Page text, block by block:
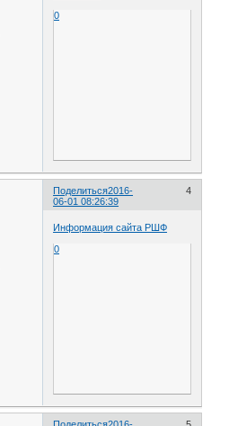
0
Поделиться 4
2016-
06-01 08:26:39
Информация сайта РШФ
0